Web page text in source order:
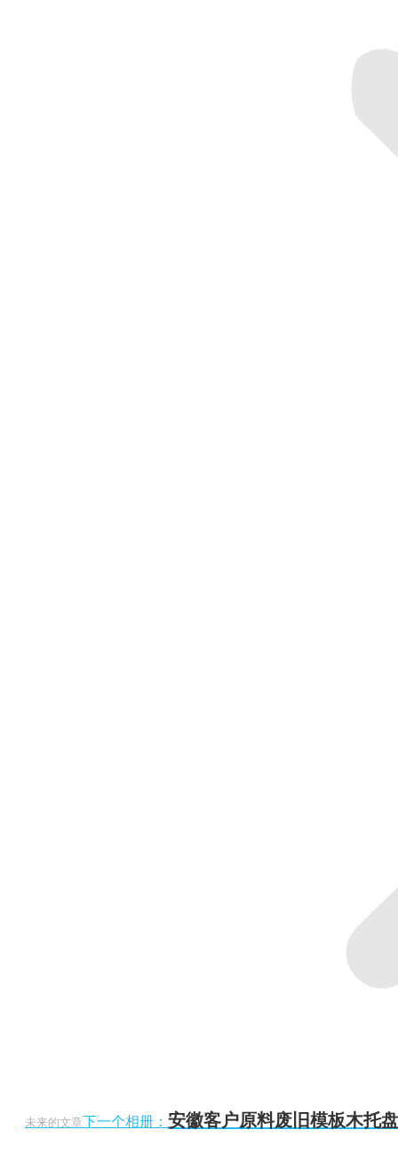
未来的文章下一个相册： 安徽客户原料废旧模板木托